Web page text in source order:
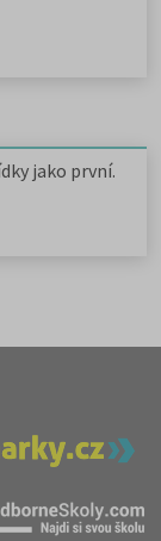
jako první.